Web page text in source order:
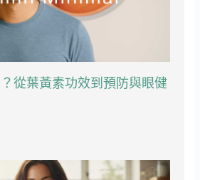
從葉黃素功效到預防與眼健